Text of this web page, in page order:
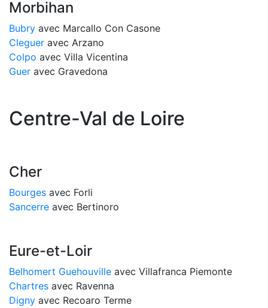
Morbihan
Bubry avec Marcallo Con Casone
Cleguer avec Arzano
Colpo avec Villa Vicentina
Guer avec Gravedona
Centre-Val de Loire
Cher
Bourges avec Forli
Sancerre avec Bertinoro
Eure-et-Loir
Belhomert Guehouville avec Villafranca Piemonte
Chartres avec Ravenna
Digny avec Recoaro Terme